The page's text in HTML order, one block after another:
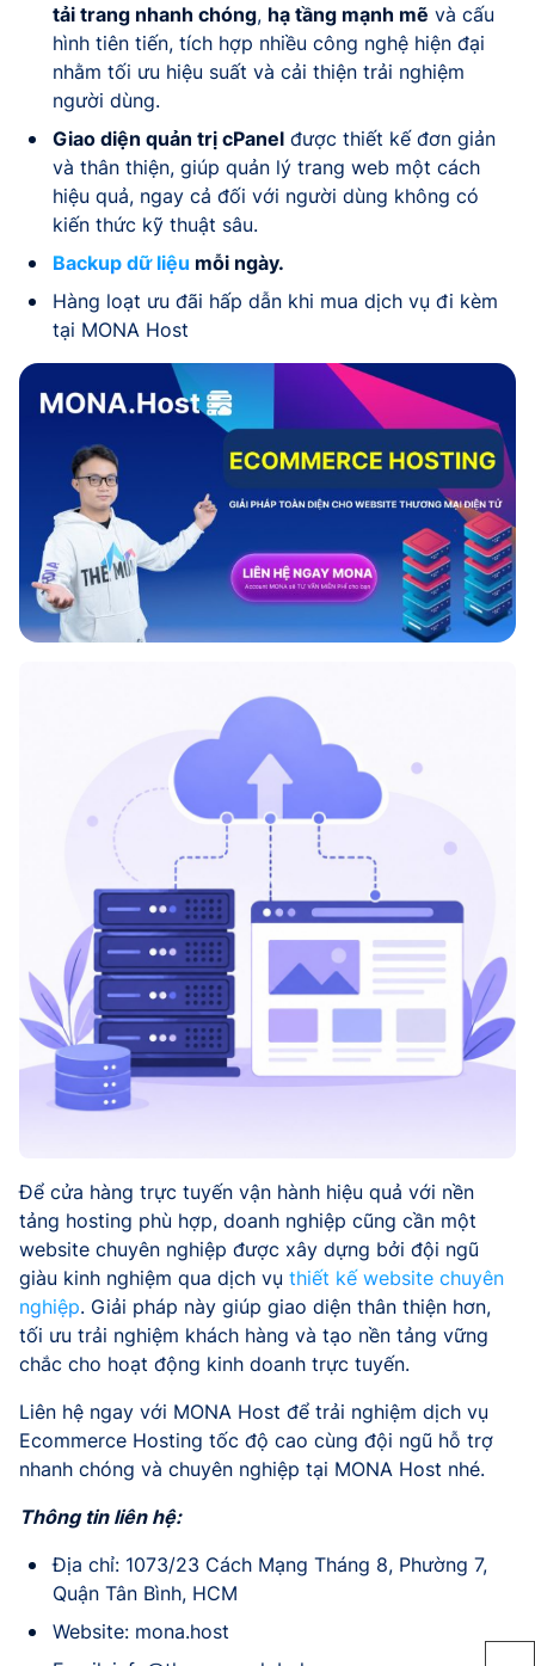
tải trang nhanh chóng, hạ tầng mạnh mẽ và cấu
hình tiên tiến, tích hợp nhiều công nghệ hiện đại
nhằm tối ưu hiệu suất và cải thiện trải nghiệm
người dùng.
Giao diện quản trị cPanel được thiết kế đơn giản
và thân thiện, giúp quản lý trang web một cách
hiệu quả, ngay cả đối với người dùng không có
kiến thức kỹ thuật sâu.
Backup dữ liệu mỗi ngày.
Hàng loạt ưu đãi hấp dẫn khi mua dịch vụ đi kèm
tại MONA Host
Để cửa hàng trực tuyến vận hành hiệu quả với nền
tảng hosting phù hợp, doanh nghiệp cũng cần một
website chuyên nghiệp được xây dựng bởi đội ngũ
giàu kinh nghiệm qua dịch vụ thiết kế website chuyên
nghiệp. Giải pháp này giúp giao diện thân thiện hơn,
tối ưu trải nghiệm khách hàng và tạo nền tảng vững
chắc cho hoạt động kinh doanh trực tuyến.
Liên hệ ngay với MONA Host để trải nghiệm dịch vụ
Ecommerce Hosting tốc độ cao cùng đội ngũ hỗ trợ
nhanh chóng và chuyên nghiệp tại MONA Host nhé.
Thông tin liên hệ:
Địa chỉ: 1073/23 Cách Mạng Tháng 8, Phường 7,
Quận Tân Bình, HCM
Website: mona.host